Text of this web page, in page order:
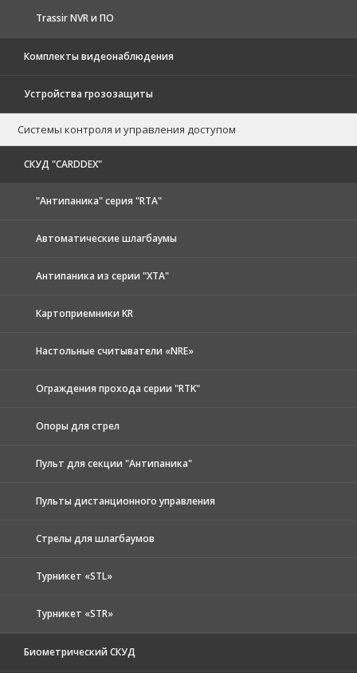
Trassir NVR и ПО
Комплекты видеонаблюдения
Устройства грозозащиты
Системы контроля и управления доступом
CКУД "CARDDEX"
"Антипаника" серия "RTA"
Автоматические шлагбаумы
Антипаника из серии "XTA"
Картоприемники KR
Настольные считыватели «NRE»
Ограждения прохода серии "RTK"
Опоры для стрел
Пульт для секции "Антипаника"
Пульты дистанционного управления
Стрелы для шлагбаумов
Турникет «STL»
Турникет «STR»
Биометрический СКУД